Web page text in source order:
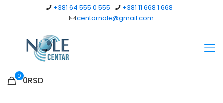
+381 64 555 0 555
+381 11 668 1 668
centarnole@gmail.com
0 0RSD